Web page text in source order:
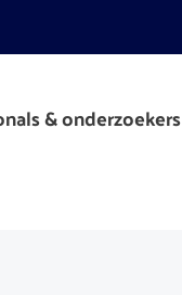
& onderzoekers